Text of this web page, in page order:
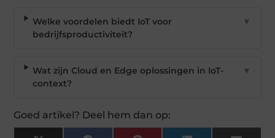
Welke voordelen biedt IoT voor
bedrijfsproductiviteit?
▼
Wat zijn Cloud en Edge oplossingen in IoT-
context?
▼
Goed artikel? Deel hem dan op: